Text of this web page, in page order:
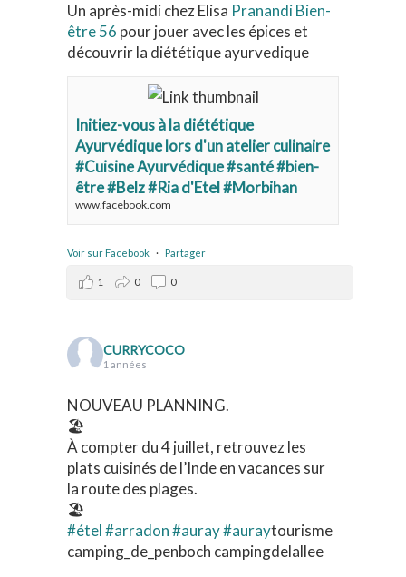
Un après-midi chez Elisa Pranandi Bien-
être 56 pour jouer avec les épices et
découvrir la diététique ayurvedique
Initiez-vous à la diététique
Ayurvédique lors d'un atelier culinaire
#Cuisine Ayurvédique #santé #bien-
être #Belz #Ria d'Etel #Morbihan
www.facebook.com
Voir sur Facebook · Partager
1 0 0
CURRYCOCO
1 années
NOUVEAU PLANNING.
🏖️
À compter du 4 juillet, retrouvez les
plats cuisinés de l’Inde en vacances sur
la route des plages.
🏖️
#étel#arradon#auray#auraytourisme
camping_de_penboch campingdelallee